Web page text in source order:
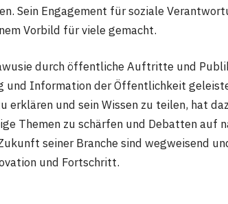
Sein Engagement für soziale
Vorbild für viele gemacht.
durch öffentliche Auftritte und
und Information der Öffentlichkeit
erklären und sein Wissen zu teilen, hat
Themen zu schärfen und Debatten auf
seiner Branche sind wegweisend
und Fortschritt.